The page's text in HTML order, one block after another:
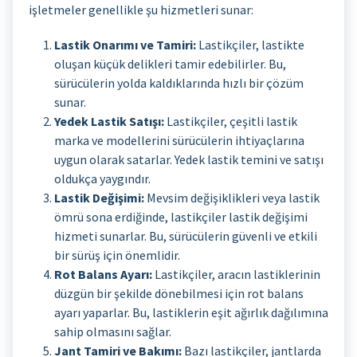
işletmeler genellikle şu hizmetleri sunar:
Lastik Onarımı ve Tamiri: Lastikçiler, lastikte
oluşan küçük delikleri tamir edebilirler. Bu,
sürücülerin yolda kaldıklarında hızlı bir çözüm
sunar.
Yedek Lastik Satışı: Lastikçiler, çeşitli lastik
marka ve modellerini sürücülerin ihtiyaçlarına
uygun olarak satarlar. Yedek lastik temini ve satışı
oldukça yaygındır.
Lastik Değişimi: Mevsim değişiklikleri veya lastik
ömrü sona erdiğinde, lastikçiler lastik değişimi
hizmeti sunarlar. Bu, sürücülerin güvenli ve etkili
bir sürüş için önemlidir.
Rot Balans Ayarı: Lastikçiler, aracın lastiklerinin
düzgün bir şekilde dönebilmesi için rot balans
ayarı yaparlar. Bu, lastiklerin eşit ağırlık dağılımına
sahip olmasını sağlar.
Jant Tamiri ve Bakımı: Bazı lastikçiler, jantlarda